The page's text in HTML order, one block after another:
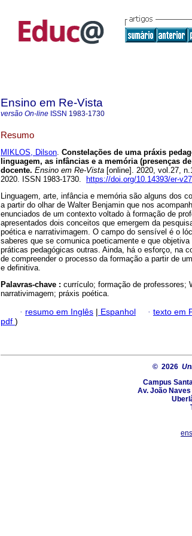
Ensino em Re-Vista
versão On-line ISSN 1983-1730
Resumo
MIKLOS, Dilson. Constelações de uma práxis
linguagem, as infâncias e a memória (presenças
docente. Ensino em Re-Vista [online]. 2020, vol.27,
2020. ISSN 1983-1730.
https://doi.org/10.14393/er-
Linguagem, arte, infância e memória são alguns dos
a partir do olhar de Walter Benjamin que nos
enunciados de um contexto voltado à formação de
apresentados dois conceitos que emergem da
poética e narrativimagem. O campo do sensível é o
saberes que se comunica poeticamente e que
práticas pedagógicas outras. Ainda, há o esforço, na
de compreender o processo da formação a partir de
e definitiva.
Palavras-chave : currículo; formação de professores;
narrativimagem; práxis poética.
· resumo em Inglês | Espanhol · texto em
pdf )
© 2026
Campus
Av. João